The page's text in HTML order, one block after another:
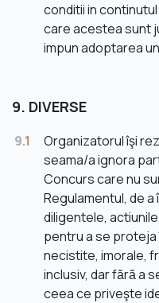
conditii in
care acestea sunt
impun adoptarea
9. DIVERSE
9.1
Organizatorul îşi
seama/a ignora
Concurs care nu
Regulamentul, de
diligentele,
pentru a se proteja
necistite, imorale,
inclusiv, dar fără a
ceea ce priveşte